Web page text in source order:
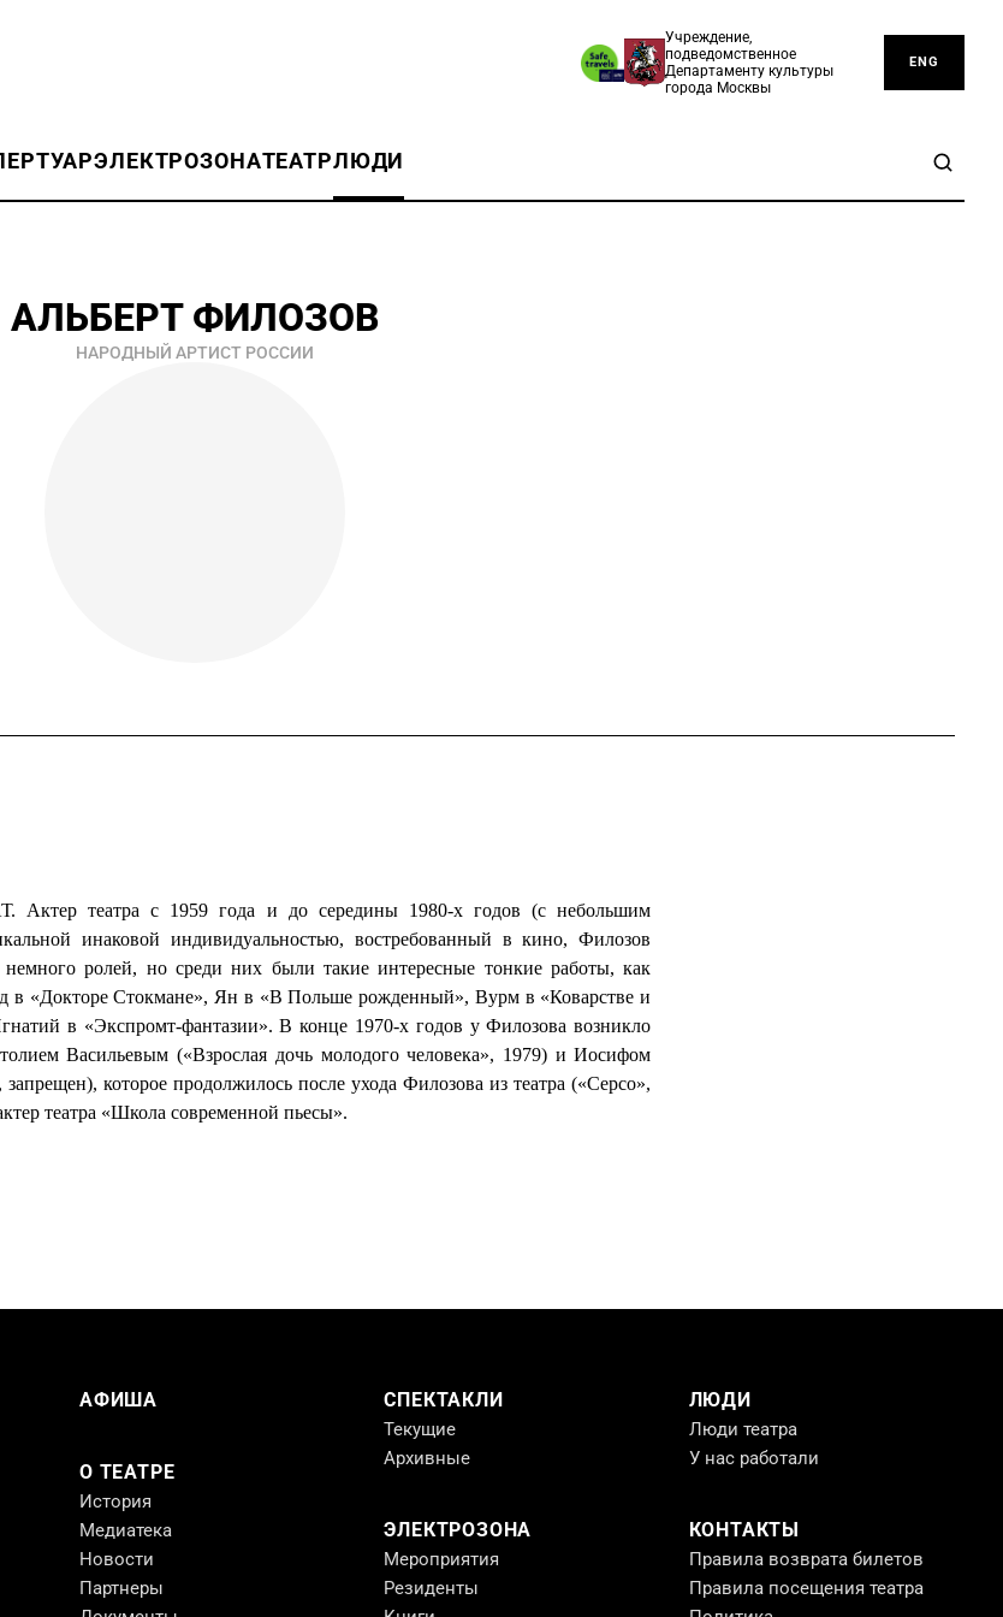
Учреждение,
подведомственное
Департаменту культуры
города Москвы
ENG
ЭЛЕКТРОЗОНАТЕАТРЛЮДИ
АЛЬБЕРТ ФИЛОЗОВ
НАРОДНЫЙ АРТИСТ РОССИИ
Актер театра с 1959 года и до середины 1980-х годов (с небольшим
инаковой индивидуальностью, востребованный в кино, Филозов
немного ролей, но среди них были такие интересные тонкие работы, как
в «Докторе Стокмане», Ян в «В Польше рожденный», Вурм в «Коварстве и
в «Экспромт-фантазии». В конце 1970-х годов у Филозова возникло
Васильевым («Взрослая дочь молодого человека», 1979) и Иосифом
запрещен), которое продолжилось после ухода Филозова из театра («Серсо»,
театра «Школа современной пьесы».
АФИША
О ТЕАТРЕ
История
Медиатека
Новости
Партнеры
СПЕКТАКЛИ
Текущие
Архивные
ЭЛЕКТРОЗОНА
Мероприятия
Резиденты
ЛЮДИ
Люди театра
У нас работали
КОНТАКТЫ
Правила возврата билетов
Правила посещения театра